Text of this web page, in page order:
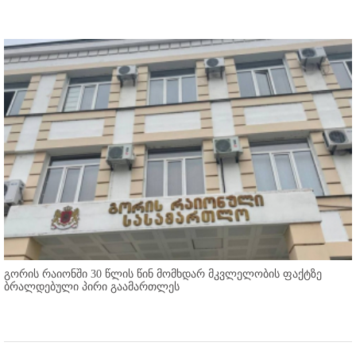
გორის რაიონში 30 წლის წინ მომხდარ მკვლელობის ფაქტზე
ბრალდებული პირი გაამართლეს